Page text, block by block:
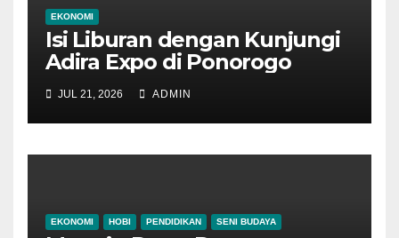
EKONOMI
Isi Liburan dengan Kunjungi
Adira Expo di Ponorogo
JUL 21, 2026 ADMIN
EKONOMI HOBI PENDIDIKAN SENI BUDAYA